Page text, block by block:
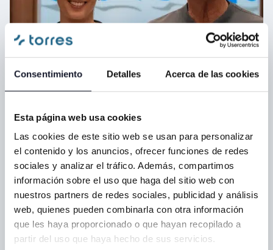
Consentimiento Detalles Acerca de las cookies
Esta página web usa cookies
Las cookies de este sitio web se usan para personalizar
el contenido y los anuncios, ofrecer funciones de redes
sociales y analizar el tráfico. Además, compartimos
información sobre el uso que haga del sitio web con
nuestros partners de redes sociales, publicidad y análisis
web, quienes pueden combinarla con otra información
que les haya proporcionado o que hayan recopilado a
partir del uso que haya hecho de sus servicios.
Una comunidad de Bocas
importantes que no para de
crecer
Si tu salud bucodental es innegociable, este es tu
sitio
Cuidar tu boca es cuidarte a ti. Una salud oral óptima